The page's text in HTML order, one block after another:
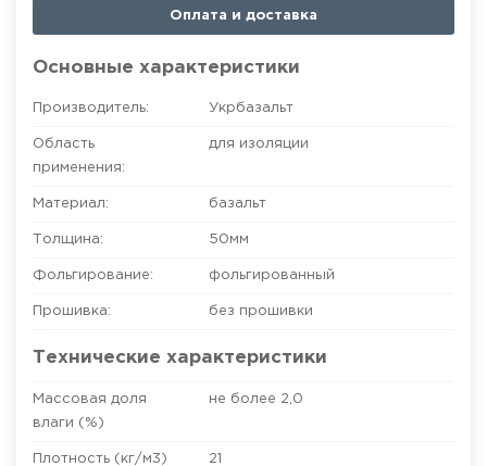
Оплата и доставка
Основные характеристики
Производитель: Укрбазальт
Область
применения:
для изоляции
Материал: базальт
Толщина: 50мм
Фольгирование: фольгированный
Прошивка: без прошивки
Технические характеристики
Массовая доля
влаги (%)
не более 2,0
Плотность (кг/м3) 21